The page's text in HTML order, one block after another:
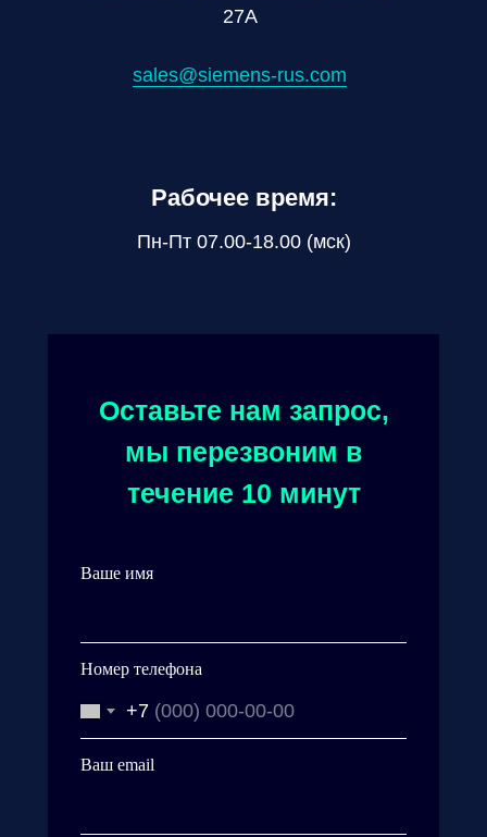
Оставьте нам запрос,
мы перезвоним в
течение 10 минут
Ваше имя
Номер телефона
+7
Ваш email
27А
sales@siemens-rus.com
Пн-Пт 07.00-18.00 (мск)
Рабочее время: